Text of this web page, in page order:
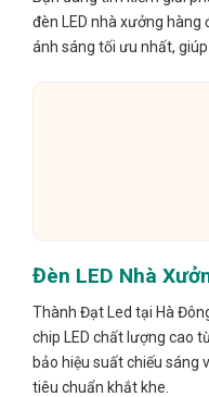
đèn LED nhà xưởng hàng
ánh sáng tối ưu nhất,
Đèn LED Nhà
Thành Đạt Led tại Hà
chip LED chất lượng cao
bảo hiệu suất chiếu
tiêu chuẩn khắt khe.